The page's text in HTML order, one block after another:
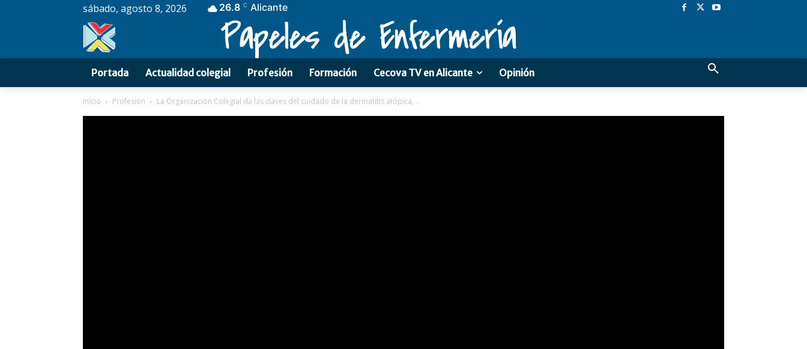
sábado, agosto 8, 2026 26.8 C Alicante
Papeles de Enfermería
Portada Actualidad colegial Profesión Formación Cecova TV en Alicante Opinión
Inicio Profesión La Organización Colegial da las claves del cuidado de la dermatitis atópica,...